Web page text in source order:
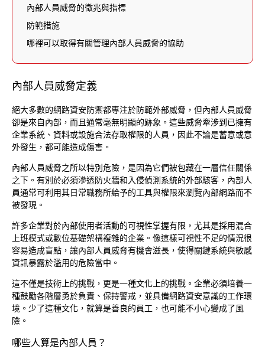
內部人員威脅的徵兆與指標
防範措施
哪裡可以取得有關管理內部人員威脅的協助
內部人員威脅定義
絕大多數的網路資安防禦都專注於防範外部威脅，但內部人員威脅
卻是來自內部，而且通常毫無明顯的跡象。這些威脅牽涉到已擁有
企業系統、資料或設施合法存取權限的人員，因此不論是蓄意或意
外發生，都可能造成傷害。
內部人員威脅之所以特別危險，是因為它們被包藏在一層信任關係
之下。有別於必須滲透防火牆和入侵偵測系統的外部駭客，內部人
員通常可利用其日常職務所給予的工具與權限來瀏覽內部網路而不
被發現。
許多企業對於內部使用者活動的可視性掌握有限，尤其是採用混合
上班模式或數位基礎架構複雜的企業。像這樣可視性不足的情況很
容易造成盲點，讓內部人員威脅有機會滋長，使得關鍵系統與敏感
資訊暴露於濫用的危險當中。
這不僅是技術上的挑戰，更是一種文化上的挑戰。企業必須培養一
種鼓勵各階層勇於負責、保持警戒，並具備網路資安意識的工作環
境。少了這種文化，就算是善良的員工，也可能不小心變成了風
險。
哪些人算是內部人員？